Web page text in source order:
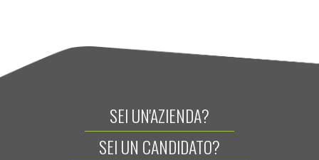
SEI UN'AZIENDA?
SEI UN CANDIDATO?